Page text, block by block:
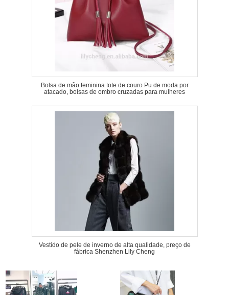
Bolsa de mão feminina tote de couro Pu de moda por
atacado, bolsas de ombro cruzadas para mulheres
Vestido de pele de inverno de alta qualidade, preço de
fábrica Shenzhen Lily Cheng